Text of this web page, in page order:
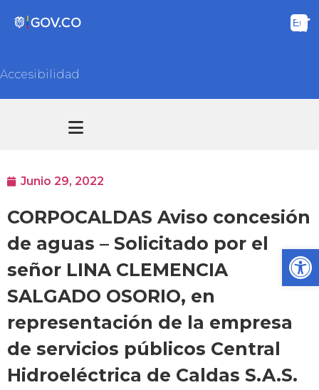
Accesibilidad
Junio 29, 2022
CORPOCALDAS Aviso concesión
de aguas – Solicitado por el
señor LINA CLEMENCIA
SALGADO OSORIO, en
representación de la empresa
de servicios públicos Central
Hidroeléctrica de Caldas S.A.S.